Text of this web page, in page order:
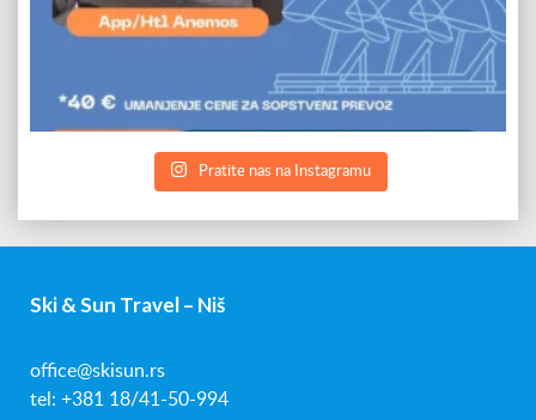
Pratite nas na Instagramu
Ski & Sun Travel – Niš
office@skisun.rs
tel: +381 18/41-50-994